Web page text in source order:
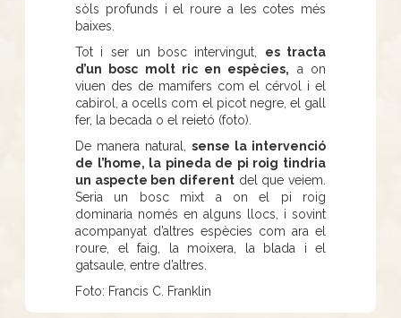
sòls profunds i el roure a les cotes més
baixes.
Tot i ser un bosc intervingut, es tracta
d’un bosc molt ric en espècies, a on
viuen des de mamífers com el cérvol i el
cabirol, a ocells com el picot negre, el gall
fer, la becada o el reietó (foto).
De manera natural, sense la intervenció
de l’home, la pineda de pi roig tindria
un aspecte ben diferent del que veiem.
Seria un bosc mixt a on el pi roig
dominaria només en alguns llocs, i sovint
acompanyat d’altres espècies com ara el
roure, el faig, la moixera, la blada i el
gatsaule, entre d’altres.
Foto: Francis C. Franklin